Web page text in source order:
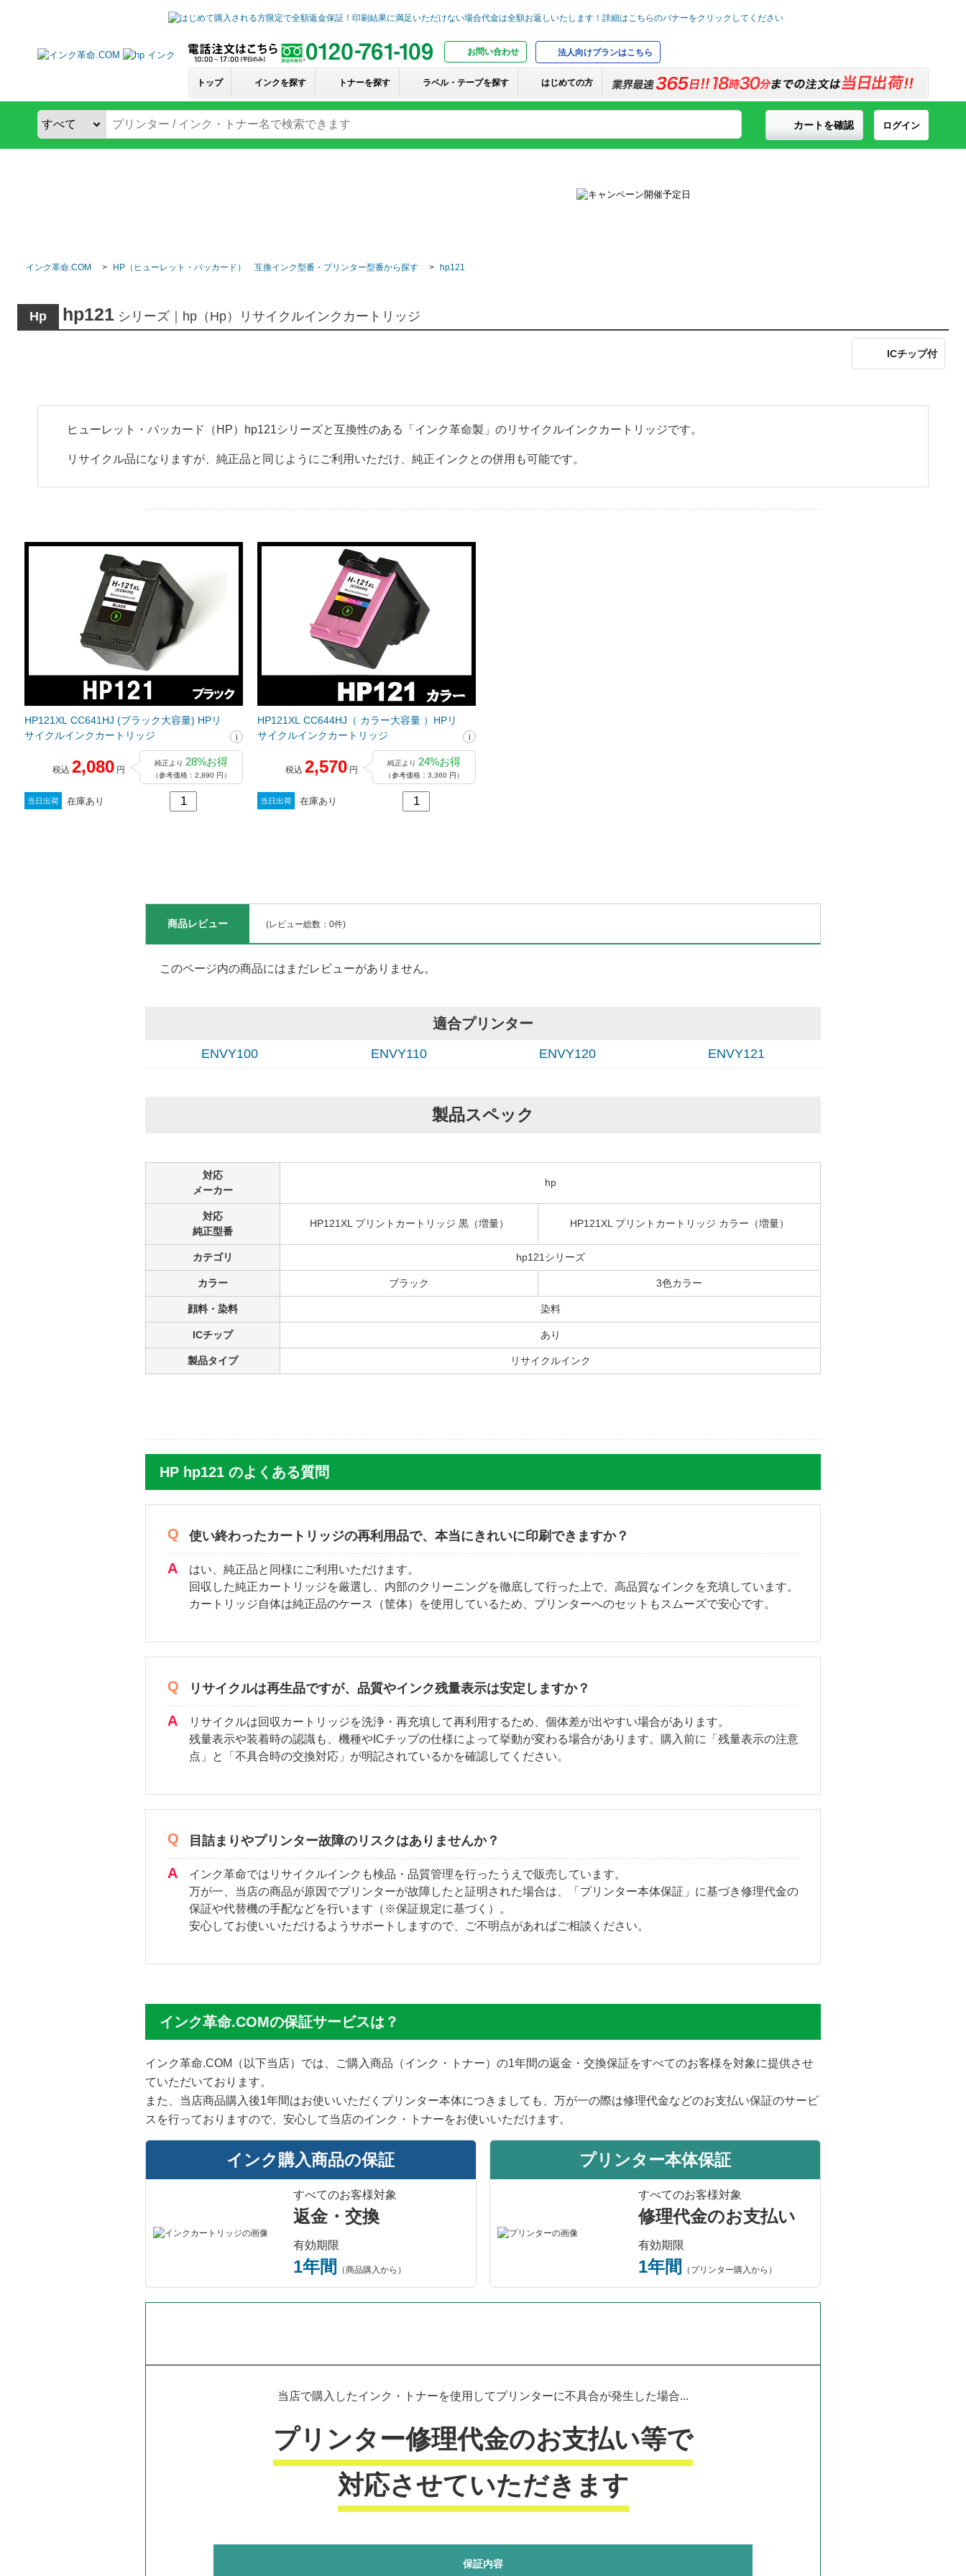
お問い合わせ 法人向けプランはこちら
トップ インクを探す トナーを探す ラベル・テープを探す はじめての方
ログイン
カートを確認
インク革命.COM HP（ヒューレット・パッカード） 互換インク型番・プリンター型番から探す hp121
Hp hp121 シリーズ｜hp（Hp）リサイクルインクカートリッジ
ICチップ付
ヒューレット・パッカード（HP）hp121シリーズと互換性のある「インク革命製」のリサイクルインクカートリッジです。
リサイクル品になりますが、純正品と同じようにご利用いただけ、純正インクとの併用も可能です。
HP121XL CC641HJ (ブラック大容量) HPリ
サイクルインクカートリッジ
税込 2,080 円
純正より 28%お得
（参考価格：2,890 円）
当日出荷 在庫あり
HP121XL CC644HJ（ カラー大容量 ）HPリ
サイクルインクカートリッジ
税込 2,570 円
純正より 24%お得
（参考価格：3,360 円）
当日出荷 在庫あり
商品レビュー (レビュー総数：0件)
このページ内の商品にはまだレビューがありません。
適合プリンター
ENVY100 ENVY110 ENVY120 ENVY121
製品スペック
対応
メーカー
hp
対応
純正型番
HP121XL プリントカートリッジ 黒（増量） HP121XL プリントカートリッジ カラー（増量）
カテゴリ hp121シリーズ
カラー ブラック 3色カラー
顔料・染料 染料
ICチップ あり
製品タイプ リサイクルインク
HP hp121 のよくある質問
使い終わったカートリッジの再利用品で、本当にきれいに印刷できますか？
はい、純正品と同様にご利用いただけます。
回収した純正カートリッジを厳選し、内部のクリーニングを徹底して行った上で、高品質なインクを充填しています。
カートリッジ自体は純正品のケース（筐体）を使用しているため、プリンターへのセットもスムーズで安心です。
リサイクルは再生品ですが、品質やインク残量表示は安定しますか？
リサイクルは回収カートリッジを洗浄・再充填して再利用するため、個体差が出やすい場合があります。
残量表示や装着時の認識も、機種やICチップの仕様によって挙動が変わる場合があります。購入前に「残量表示の注意
点」と「不具合時の交換対応」が明記されているかを確認してください。
目詰まりやプリンター故障のリスクはありませんか？
インク革命ではリサイクルインクも検品・品質管理を行ったうえで販売しています。
万が一、当店の商品が原因でプリンターが故障したと証明された場合は、「プリンター本体保証」に基づき修理代金の
保証や代替機の手配などを行います（※保証規定に基づく）。
安心してお使いいただけるようサポートしますので、ご不明点があればご相談ください。
インク革命.COMの保証サービスは？
インク革命.COM（以下当店）では、ご購入商品（インク・トナー）の1年間の返金・交換保証をすべてのお客様を対象に提供させ
ていただいております。
また、当店商品購入後1年間はお使いいただくプリンター本体につきましても、万が一の際は修理代金などのお支払い保証のサービ
スを行っておりますので、安心して当店のインク・トナーをお使いいただけます。
インク購入商品の保証
すべてのお客様対象
返金・交換
有効期限
1年間 （商品購入から）
プリンター本体保証
すべてのお客様対象
修理代金のお支払い
有効期限
1年間 （プリンター購入から）
当店で購入したインク・トナーを使用してプリンターに不具合が発生した場合...
プリンター修理代金のお支払い等で
対応させていただきます
保証内容